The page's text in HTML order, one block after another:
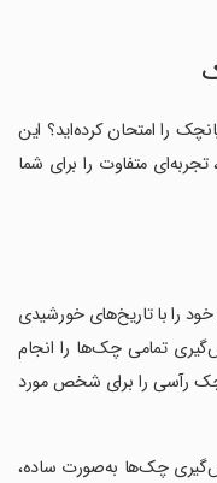
را امتحان کرده‌اید؟ این
متفاوت را برای شما
را با تاریخ‌های خورشیدی
تمامی چک‌ها را انجام
رآسی را برای شخص مورد
چک‌ها به‌صورت ساده،